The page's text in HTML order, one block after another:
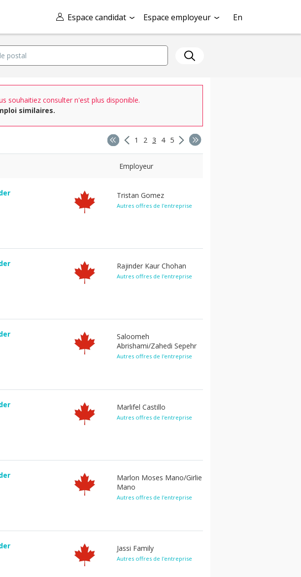
Espace candidat Espace employeur En
souhaitiez consulter n'est plus disponible.
similaires.
1 2 3 4 5
Employeur
Tristan Gomez
Autres offres de l'entreprise
Rajinder Kaur Chohan
Autres offres de l'entreprise
Saloomeh
Abrishami/Zahedi Sepehr
Autres offres de l'entreprise
Marlifel Castillo
Autres offres de l'entreprise
Marlon Moses Mano/Girlie
Mano
Autres offres de l'entreprise
Jassi Family
Autres offres de l'entreprise